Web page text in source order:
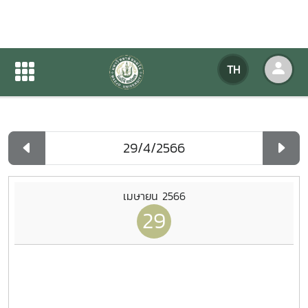
TH
ปฏิทินกิจกรรมของหน่วยงาน
ปฏิทินกิจกรรมของหน่วยงาน
เมษายน 2566
29